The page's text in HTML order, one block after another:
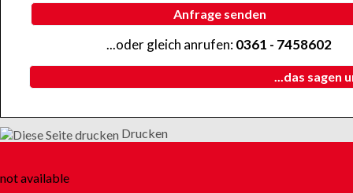
Anfrage senden
...oder gleich anrufen:0361 - 7458602
...das sagen
Drucken
not available